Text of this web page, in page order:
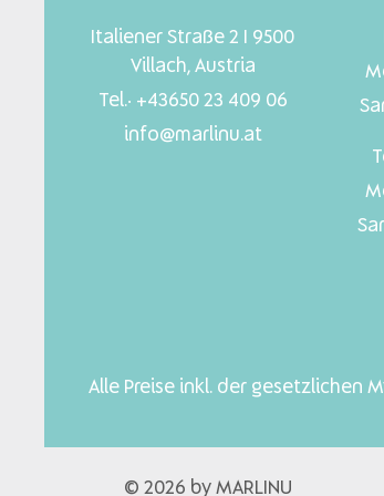
Italiener Straße 2 I 9500
Villach, Austria
Tel.: +43650 23 409 06
info@marlinu.at
Alle Preise inkl. der gesetzlichen
© 2026 by MARLINU